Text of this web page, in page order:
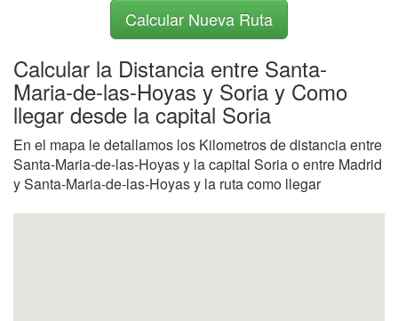
Calcular Nueva Ruta
Calcular la Distancia entre Santa-
Maria-de-las-Hoyas y Soria y Como
llegar desde la capital Soria
En el mapa le detallamos los Kilometros de distancia entre
Santa-Maria-de-las-Hoyas y la capital Soria o entre Madrid
y Santa-Maria-de-las-Hoyas y la ruta como llegar